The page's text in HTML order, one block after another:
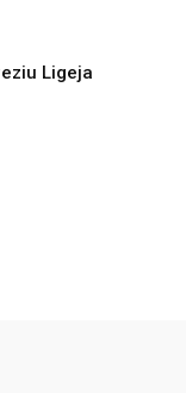
Ligeja